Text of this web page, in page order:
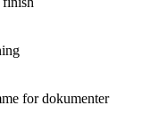
for dokumenter